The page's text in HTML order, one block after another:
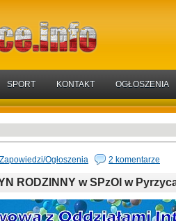
SPORT KONTAKT OGŁOSZENIA
Zapowiedzi/Ogłoszenia 2 komentarze
RODZINNY w SPzOI w